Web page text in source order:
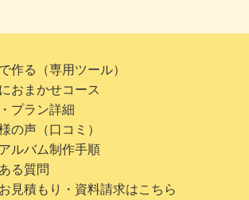
作る（専用ツール）
おまかせコース
プラン詳細
の声（口コミ）
ルバム制作手順
る質問
見積もり・資料請求はこちら